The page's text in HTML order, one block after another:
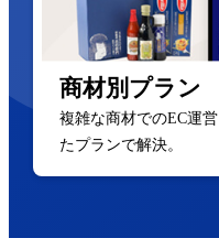
商材別プラン
複雑な商材でのEC運
たプランで解決。